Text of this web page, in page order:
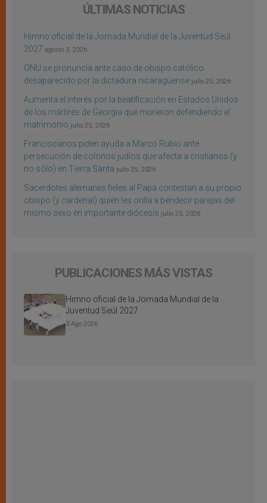
ÚLTIMAS NOTICIAS
Himno oficial de la Jornada Mundial de la Juventud Seúl
2027 agosto 3, 2026
ONU se pronuncia ante caso de obispo católico
desaparecido por la dictadura nicaragüense julio 25, 2026
Aumenta el interés por la beatificación en Estados Unidos
de los mártires de Georgia que murieron defendiendo el
matrimonio julio 25, 2026
Franciscanos piden ayuda a Marco Rubio ante
persecución de colonos judíos que afecta a cristianos (y
no sólo) en Tierra Santa julio 25, 2026
Sacerdotes alemanes fieles al Papa contestan a su propio
obispo (y cardenal) quien les orilla a bendecir parejas del
mismo sexo en importante diócesis julio 25, 2026
PUBLICACIONES MÁS VISTAS
Himno oficial de la Jornada Mundial de la
Juventud Seúl 2027
3 Ago 2026